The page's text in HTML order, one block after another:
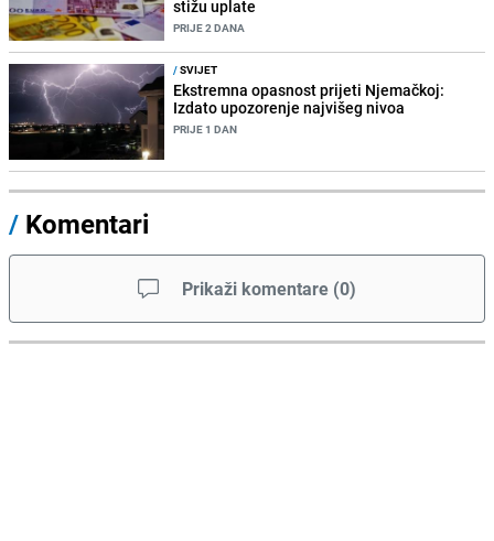
stižu uplate
PRIJE 2 DANA
/SVIJET
Ekstremna opasnost prijeti Njemačkoj:
Izdato upozorenje najvišeg nivoa
PRIJE 1 DAN
/ Komentari
Prikaži komentare (0)